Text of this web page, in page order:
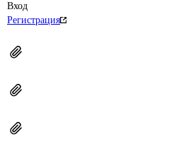
Вход
Регистрация